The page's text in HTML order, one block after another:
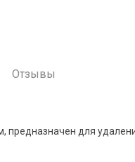
Отзывы
для